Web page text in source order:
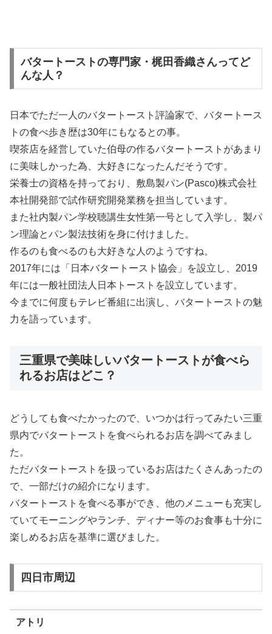
バタートーストの専門家・梶田香織さんってど
んな人？
日本でただ一人のバタートースト評論家で、バタートース
トの食べ歩き歴は30年にもなるとの事。
喫茶店を経営していた伯母の作るバタートーストがあまり
に美味しかった為、大好きになったんだそうです。
栄養士の資格を持っており、敷島製パン(Pasco)株式会社
本社開発部で試作研究開発業務を担当しています。
また社内製パン学校聴講生女性第一号として入学し、製パ
ン理論とパン製法技術を身に付けました。
作るのも食べるのも大好きな人のようですね。
2017年には「日本バタートースト協会」を設立し、2019
年には一般社団法人日本トーストを設立しています。
今までに何度もテレビ番組に出演し、バタートーストの魅
力を語っています。
三重県で美味しいバタートーストが食べら
れるお店はどこ？
どうしても食べたかったので、いつかは行ってみたい三重
県内でバタートーストを食べられるお店を調べてみまし
た。
ただバタートーストを扱っているお店はたくさんあったの
で、一部だけの紹介になります。
バタートーストを食べる事ができ、他のメニューも充実し
ていてモーニングやランチ、ディナー等のお食事も十分に
楽しめるお店を基準に選びました。
四日市周辺
アトリ